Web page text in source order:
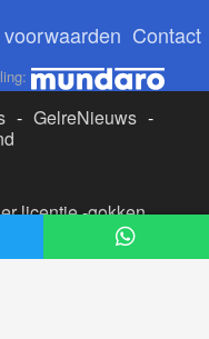
Contact
- GelreNieuws -
licentie-gokken
casino nederland